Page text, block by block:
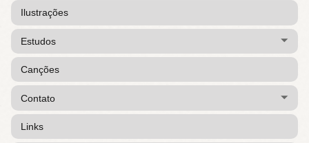
Ilustrações
Estudos
Canções
Contato
Links